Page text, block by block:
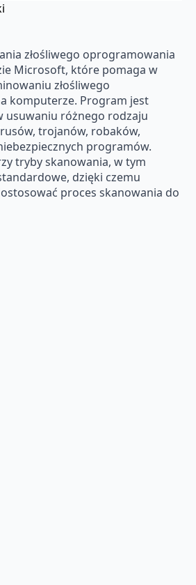
złośliwego oprogramowania
Microsoft, które pomaga w
złośliwego
komputerze. Program jest
usuwaniu różnego rodzaju
trojanów, robaków,
programów.
tryby skanowania, w tym
dzięki czemu
proces skanowania do